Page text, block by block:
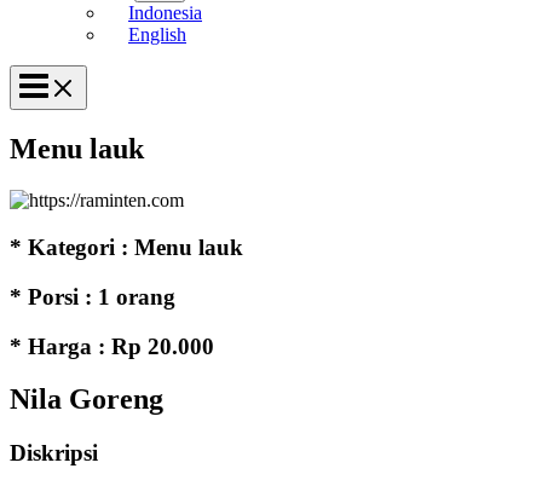
Indonesia
English
Menu lauk
* Kategori : Menu lauk
* Porsi : 1 orang
* Harga : Rp 20.000
Nila Goreng
Diskripsi